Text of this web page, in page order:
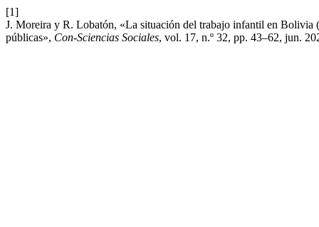
[1]
J. Moreira y R. Lobatón, «La situación del trabajo infantil en Bolivia
públicas», Con-Sciencias Sociales, vol. 17, n.º 32, pp. 43–62, jun.